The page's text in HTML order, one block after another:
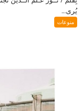
يُرى...
منوعات